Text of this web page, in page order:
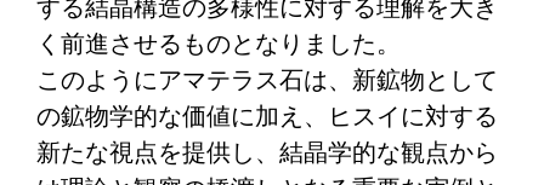
する結晶構造の多様性に対する理解を大き
く前進させるものとなりました。
このようにアマテラス石は、新鉱物として
の鉱物学的な価値に加え、ヒスイに対する
新たな視点を提供し、結晶学的な観点から